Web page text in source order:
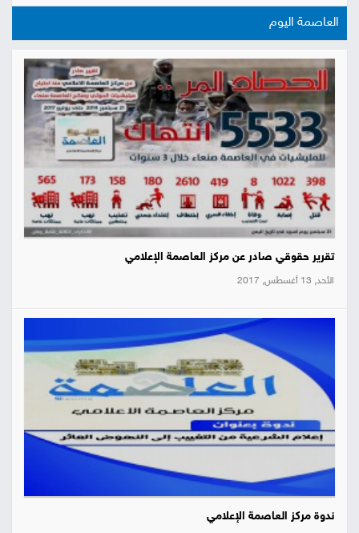
العاصمة اليوم
تقرير حقوقي صادر عن مركز العاصمة الإعلامي
الأحد, 13 أغسطس, 2017
ندوة مركز العاصمة الإعلامي